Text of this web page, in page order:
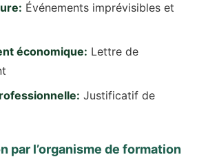
Événements imprévisibles et
économique: Lettre de
Justificatif de
par l’organisme de formation